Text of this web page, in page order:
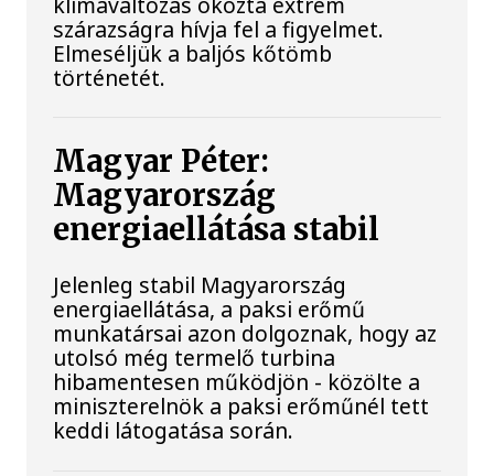
szárazságra hívja fel a figyelmet.
Elmeséljük a baljós kőtömb
történetét.
Magyar Péter:
Magyarország
energiaellátása stabil
Jelenleg stabil Magyarország
energiaellátása, a paksi erőmű
munkatársai azon dolgoznak, hogy az
utolsó még termelő turbina
hibamentesen működjön - közölte a
miniszterelnök a paksi erőműnél tett
keddi látogatása során.